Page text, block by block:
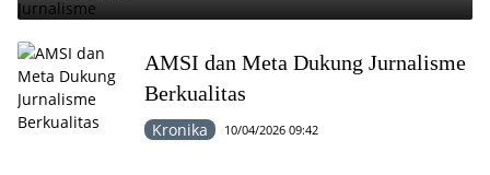
AMSI dan Meta Dukung Jurnalisme
Berkualitas
Kronika 10/04/2026 09:42